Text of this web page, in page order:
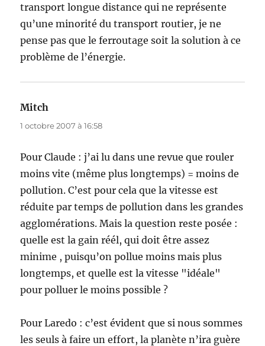
transport longue distance qui ne représente
qu’une minorité du transport routier, je ne
pense pas que le ferroutage soit la solution à ce
problème de l’énergie.
Mitch
1 octobre 2007 à 16:58
Pour Claude : j’ai lu dans une revue que rouler
moins vite (même plus longtemps) = moins de
pollution. C’est pour cela que la vitesse est
réduite par temps de pollution dans les grandes
agglomérations. Mais la question reste posée :
quelle est la gain réél, qui doit être assez
minime , puisqu’on pollue moins mais plus
longtemps, et quelle est la vitesse "idéale"
pour polluer le moins possible ?
Pour Laredo : c’est évident que si nous sommes
les seuls à faire un effort, la planète n’ira guère